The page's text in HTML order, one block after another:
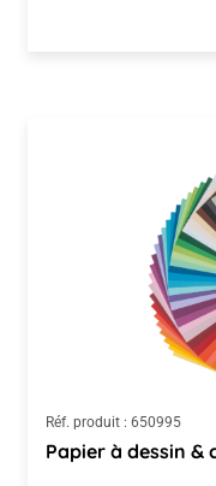
Réf. produit : 650995
Papier à dessin &